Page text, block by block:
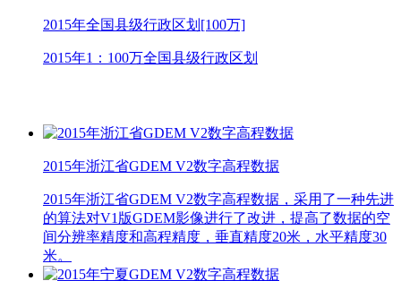
2015年全国县级行政区划[100万]
2015年1：100万全国县级行政区划
2015年浙江省GDEM V2数字高程数据
2015年浙江省GDEM V2数字高程数据，采用了一种先进
的算法对V1版GDEM影像进行了改进，提高了数据的空
间分辨率精度和高程精度，垂直精度20米，水平精度30
米。